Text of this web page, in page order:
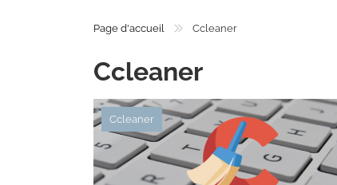
Page d'accueil Ccleaner
Ccleaner
Ccleaner